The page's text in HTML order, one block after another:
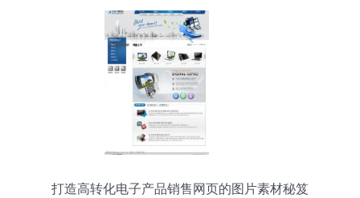
打造高转化电子产品销售网页的图片素材秘笈